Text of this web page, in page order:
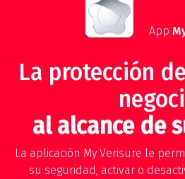
App
La protección
al alcance de
La aplicación My Verisure le
su seguridad, activar o